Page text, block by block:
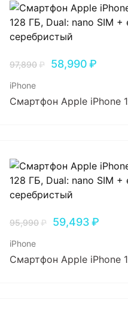
97,890₽ 58,990₽
iPhone
Смартфон Apple iPhone
95,990₽ 59,493₽
iPhone
Смартфон Apple iPhone